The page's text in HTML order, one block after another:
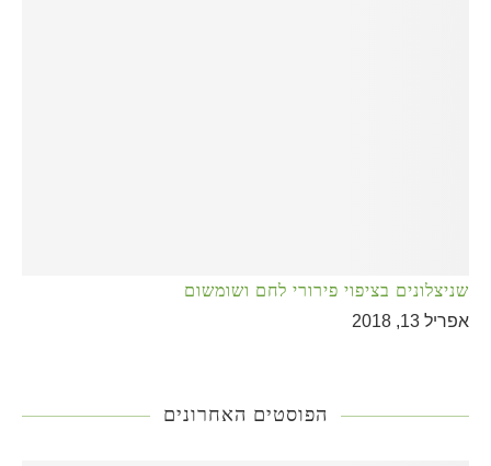
שניצלונים בציפוי פירורי לחם ושומשום
אפריל 13, 2018
הפוסטים האחרונים